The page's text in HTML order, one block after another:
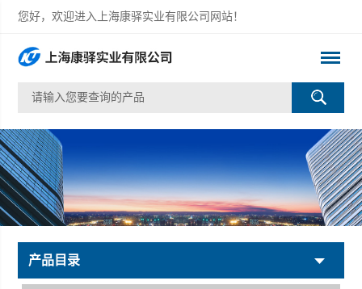
您好，欢迎进入上海康驿实业有限公司网站！
产品目录